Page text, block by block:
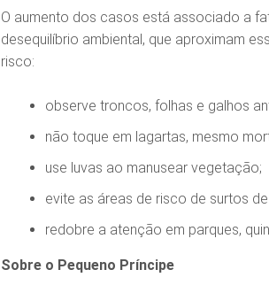
O aumento dos casos está associado a
desequilíbrio ambiental, que aproximam
risco:
observe troncos, folhas e galhos
não toque em lagartas, mesmo
use luvas ao manusear vegetação;
evite as áreas de risco de surtos
redobre a atenção em parques,
Sobre o Pequeno Príncipe